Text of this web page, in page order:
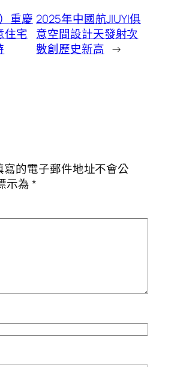
重慶
住宅
2025年中國航JIUYI俱
意空間設計天發射次
數創歷史新高 →
的電子郵件地址不會公
示為*